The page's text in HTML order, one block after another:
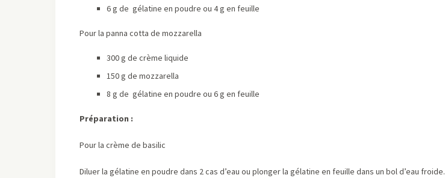
6 g de gélatine en poudre ou 4 g en feuille
Pour la panna cotta de mozzarella
300 g de crème liquide
150 g de mozzarella
8 g de gélatine en poudre ou 6 g en feuille
Préparation :
Pour la crème de basilic
Diluer la gélatine en poudre dans 2 cas d’eau ou plonger la gélatine en feuille dans un bol d’eau froide.